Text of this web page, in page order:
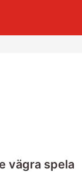
vägra spela